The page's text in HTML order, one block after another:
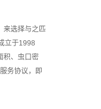
来选择与之匹
立于1998
积、虫口密
务协议，即